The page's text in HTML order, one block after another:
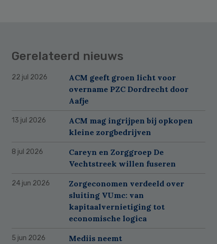
Gerelateerd nieuws
22 jul 2026
ACM geeft groen licht voor
overname PZC Dordrecht door
Aafje
13 jul 2026
ACM mag ingrijpen bij opkopen
kleine zorgbedrijven
8 jul 2026
Careyn en Zorggroep De
Vechtstreek willen fuseren
24 jun 2026
Zorgeconomen verdeeld over
sluiting VUmc: van
kapitaalvernietiging tot
economische logica
5 jun 2026
Mediis neemt